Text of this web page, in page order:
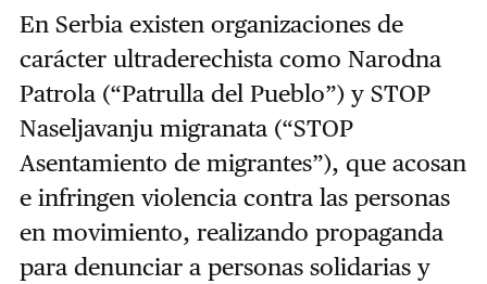
En Serbia existen organizaciones de
carácter ultraderechista como Narodna
Patrola (“Patrulla del Pueblo”) y STOP
Naseljavanju migranata (“STOP
Asentamiento de migrantes”), que acosan
e infringen violencia contra las personas
en movimiento, realizando propaganda
para denunciar a personas solidarias y